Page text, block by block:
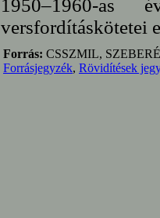
1950–1960-
versfordításkötetei
Forrás: CSSZMIL,
Forrásjegyzék, Rövidítések